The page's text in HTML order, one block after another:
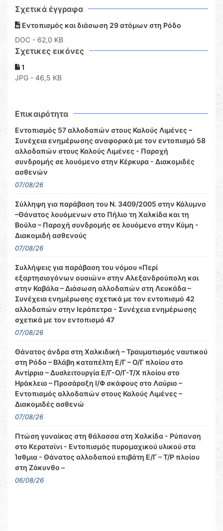
Σχετικά έγγραφα
Εντοπισμός και διάσωση 29 ατόμων στη Ρόδο
DOC - 62,0 KB
Σχετικες εικόνες
1
JPG - 46,5 KB
Επικαιρότητα
Εντοπισμός 57 αλλοδαπών στους Καλούς Λιμένες –
Συνέχεια ενημέρωσης αναφορικά με τον εντοπισμό 58
αλλοδαπών στους Καλούς Λιμένες - Παροχή
συνδρομής σε λουόμενο στην Κέρκυρα - Διακομιδές
ασθενών
07/08/26
Σύλληψη για παράβαση του Ν. 3409/2005 στην Κάλυμνο
–Θάνατος λουόμενων στο Πήλιο τη Χαλκίδα και τη
Βούλα – Παροχή συνδρομής σε λουόμενο στην Κύμη -
Διακομιδή ασθενούς
07/08/26
Συλλήψεις για παράβαση του νόμου «Περί
εξαρτησιογόνων ουσιών» στην Αλεξανδρούπολη και
στην Καβάλα – Διάσωση αλλοδαπών στη Λευκάδα –
Συνέχεια ενημέρωσης σχετικά με τον εντοπισμό 42
αλλοδαπών στην Ιεράπετρα - Συνέχεια ενημέρωσης
σχετικά με τον εντοπισμό 47
07/08/26
Θάνατος άνδρα στη Χαλκιδική – Τραυματισμός ναυτικού
στη Ρόδο – Βλάβη καταπέλτη Ε/Γ – Ο/Γ πλοίου στο
Αντίρριο – Δυσλειτουργία Ε/Γ-Ο/Γ-Τ/Χ πλοίου στο
Ηράκλειο – Προσάραξη Ι/Φ σκάφους στο Λαύριο –
Εντοπισμός αλλοδαπών στους Καλούς Λιμένες –
Διακομιδές ασθενώ
07/08/26
Πτώση γυναίκας στη θάλασσα στη Χαλκίδα - Ρύπανση
στο Κερατσίνι - Εντοπισμός πυρομαχικού υλικού στα
Ίσθμια - Θάνατος αλλοδαπού επιβάτη Ε/Γ – Τ/Ρ πλοίου
στη Ζάκυνθο –
06/08/26